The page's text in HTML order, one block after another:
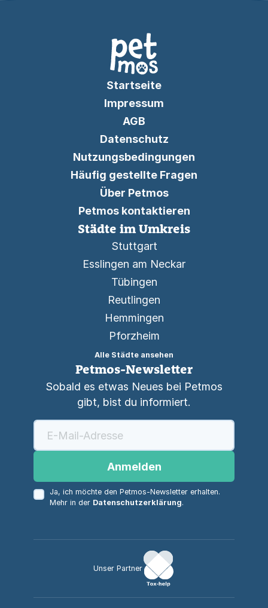
Startseite
Impressum
AGB
Datenschutz
Nutzungsbedingungen
Häufig gestellte Fragen
Über Petmos
Petmos kontaktieren
Städte im Umkreis
Stuttgart
Esslingen am Neckar
Tübingen
Reutlingen
Hemmingen
Pforzheim
Alle Städte ansehen
Petmos-Newsletter
Sobald es etwas Neues bei Petmos
gibt, bist du informiert.
Anmelden
Ja, ich möchte den Petmos-Newsletter erhalten.
Mehr in der Datenschutzerklärung.
Unser Partner